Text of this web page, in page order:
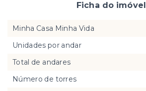
Ficha do imóvel
Minha Casa Minha Vida
Unidades por andar
Total de andares
Número de torres